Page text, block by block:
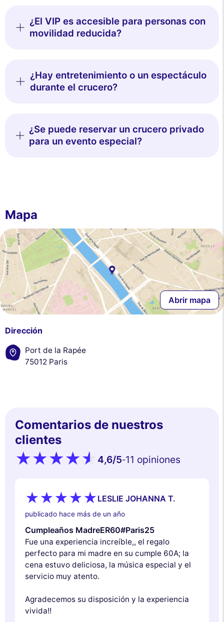
¿El VIP es accesible para personas con
movilidad reducida?
¿Hay entretenimiento o un espectáculo
durante el crucero?
¿Se puede reservar un crucero privado
para un evento especial?
Mapa
Abrir mapa
Dirección
Port de la Rapée
75012 Paris
Comentarios de nuestros
clientes
4,6/5-11 opiniones
LESLIE JOHANNA T.
publicado hace más de un año
Cumpleaños MadreER60#Paris25
Fue una experiencia increíble,, el regalo
perfecto para mi madre en su cumple 60A; la
cena estuvo deliciosa, la música especial y el
servicio muy atento.
Agradecemos su disposición y la experiencia
vivida!!